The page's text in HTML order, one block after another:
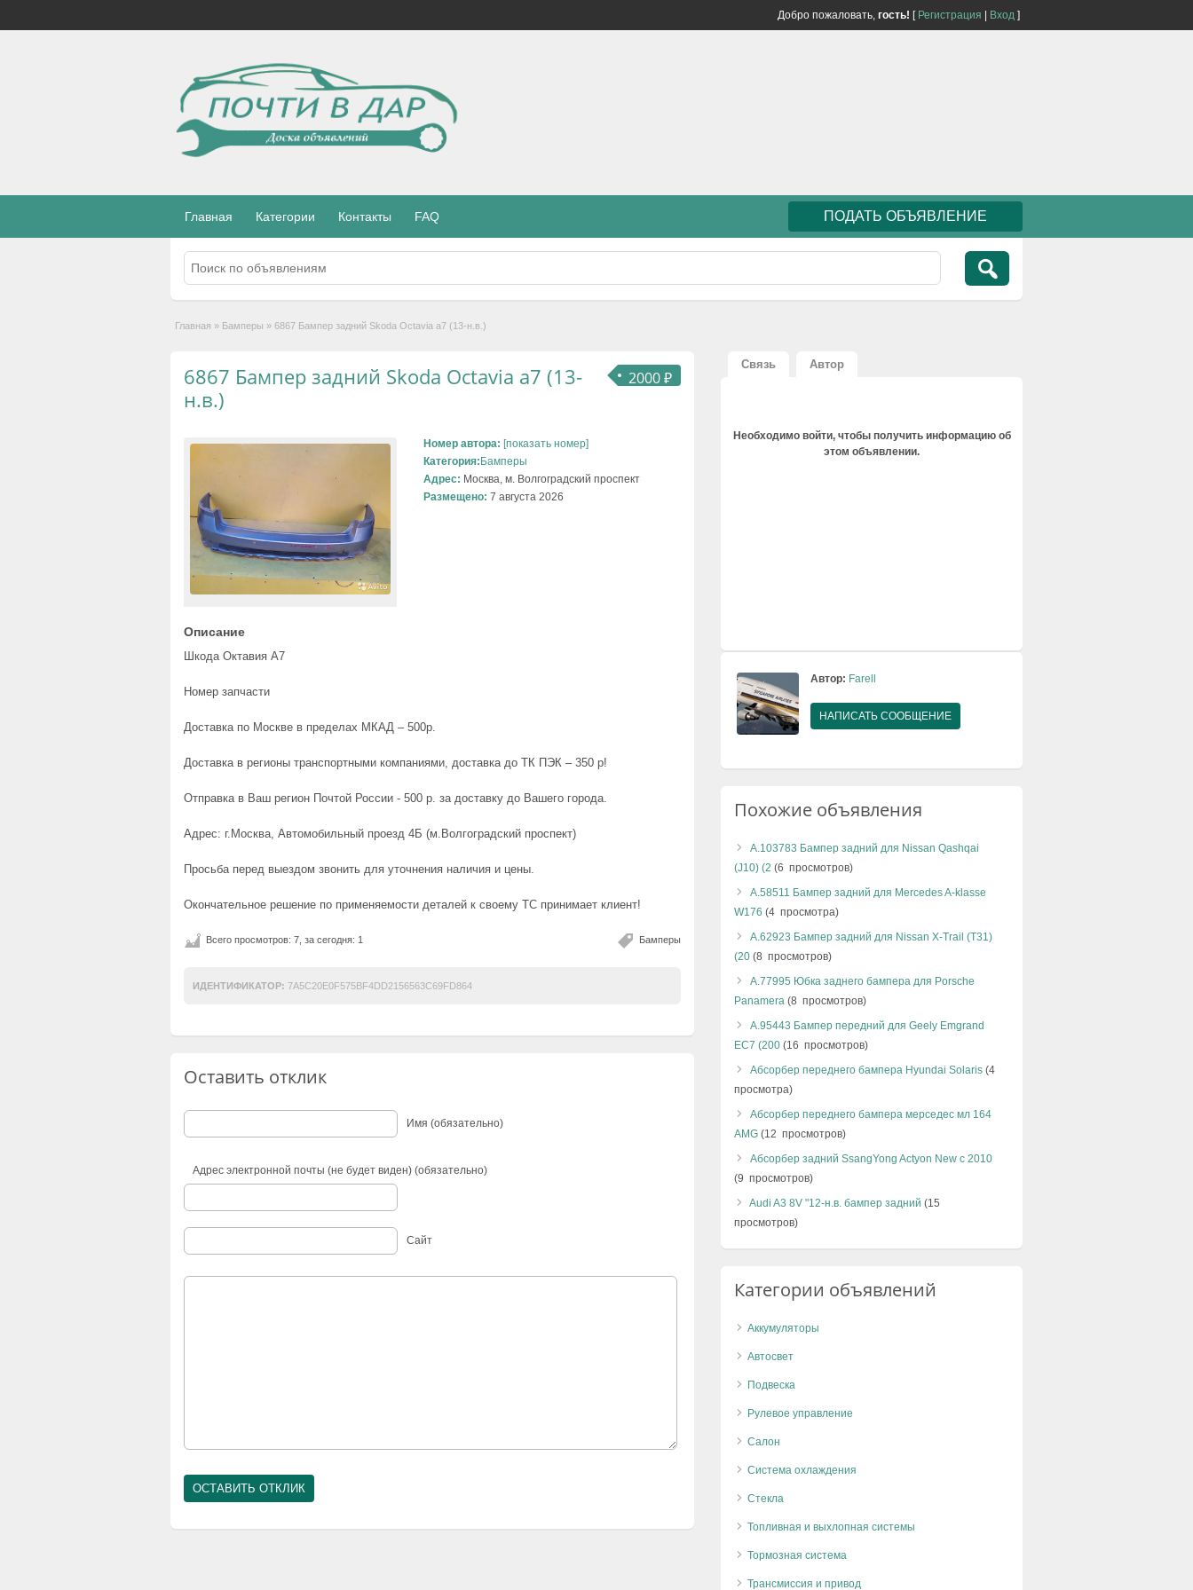
Добро пожаловать, гость! [ Регистрация Вход ]
Главная Категории Контакты FAQ ПОДАТЬ ОБЪЯВЛЕНИЕ
Главная » Бамперы » 6867 Бампер задний Skoda Octavia а7 (13-н.в.)
2000 ₽
6867 Бампер задний Skoda Octavia а7 (13-
н.в.)
Номер автора: [показать номер]
Категория: Бамперы
Адрес: Москва, м. Волгоградский проспект
Размещено: 7 августа 2026
Описание
Шкода Октавия А7
Номер запчасти
Доставка по Москве в пределах МКАД – 500р.
Доставка в регионы транспортными компаниями, доставка до ТК ПЭК – 350 р!
Отправка в Ваш регион Почтой России - 500 р. за доставку до Вашего города.
Адрес: г.Москва, Автомобильный проезд 4Б (м.Волгоградский проспект)
Просьба перед выездом звонить для уточнения наличия и цены.
Окончательное решение по применяемости деталей к своему ТС принимает клиент!
Бамперы
Всего просмотров: 7, за сегодня: 1
ИДЕНТИФИКАТОР: 7A5C20E0F575BF4DD2156563C69FD864
Оставить отклик
Имя (обязательно)
Адрес электронной почты (не будет виден) (обязательно)
Сайт
Связь Автор
Необходимо войти, чтобы получить информацию об
этом объявлении.
Автор: Farell
НАПИСАТЬ СООБЩЕНИЕ
Похожие объявления
А.103783 Бампер задний для Nissan Qashqai
(J10) (2 (6 просмотров)
А.58511 Бампер задний для Mercedes A-klasse
W176 (4 просмотра)
А.62923 Бампер задний для Nissan X-Trail (T31)
(20 (8 просмотров)
А.77995 Юбка заднего бампера для Porsche
Panamera (8 просмотров)
А.95443 Бампер передний для Geely Emgrand
EC7 (200 (16 просмотров)
Абсорбер переднего бампера Hyundai Solaris (4
просмотра)
Абсорбер переднего бампера мерседес мл 164
AMG (12 просмотров)
Абсорбер задний SsangYong Actyon New с 2010
(9 просмотров)
Audi A3 8V "12-н.в. бампер задний (15
просмотров)
Категории объявлений
Аккумуляторы
Автосвет
Подвеска
Рулевое управление
Салон
Система охлаждения
Стекла
Топливная и выхлопная системы
Тормозная система
Трансмиссия и привод